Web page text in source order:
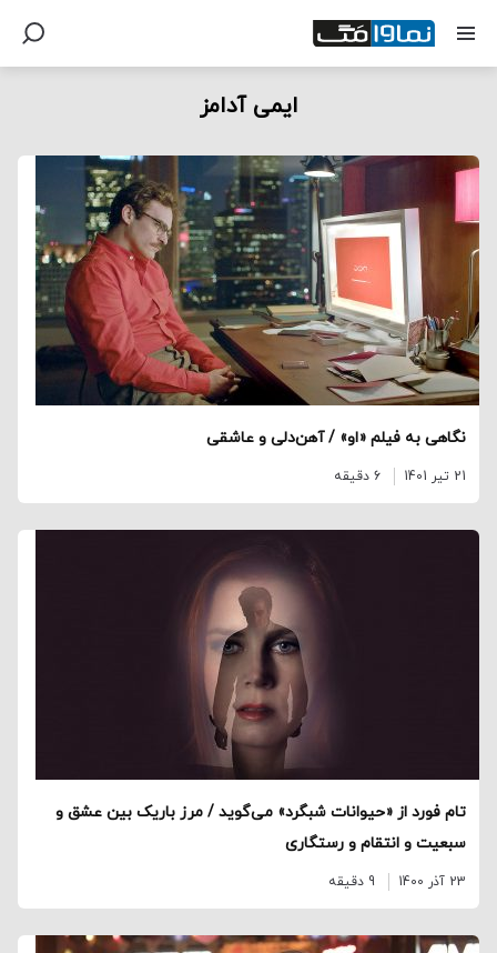
ایمی آدامز
نگاهی به فیلم «او» / آهن‌دلی و عاشقی
21 تیر 1401 6 دقیقه
تام فورد از «حیوانات شبگرد» می‌گوید / مرز باریک بین عشق و
سبعیت و انتقام و رستگاری
23 آذر 1400 9 دقیقه